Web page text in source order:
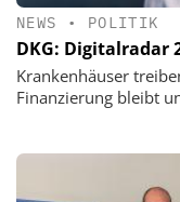
NEWS • POLITIK
DKG: Digitalradar
Krankenhäuser
Finanzierung bleibt